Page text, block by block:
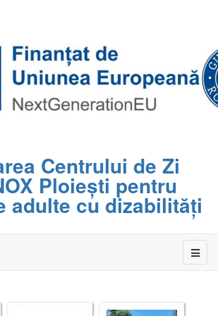
Centrului de Zi
Ploiești pentru
adulte cu dizabilități